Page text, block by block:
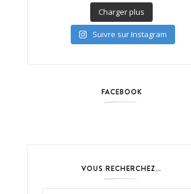
Charger plus
Suivre sur Instagram
FACEBOOK
VOUS RECHERCHEZ…